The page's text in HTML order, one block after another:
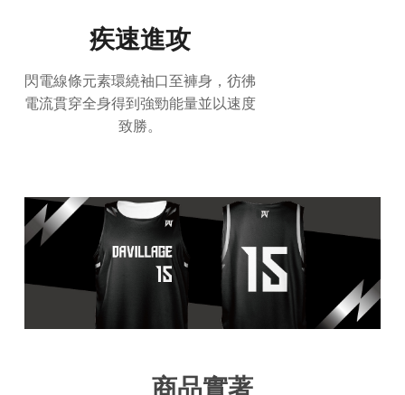
疾速進攻
閃電線條元素環繞袖口至褲身，彷彿
電流貫穿全身得到強勁能量並以速度
致勝。
商品實著